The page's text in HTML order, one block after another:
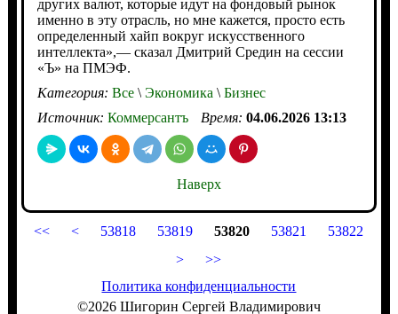
других валют, которые идут на фондовый рынок
именно в эту отрасль, но мне кажется, просто есть
определенный хайп вокруг искусственного
интеллекта»,— сказал Дмитрий Средин на сессии
«Ъ» на ПМЭФ.
Категория: Все\Экономика \Бизнес
Источник: Коммерсантъ Время: 04.06.2026 13:13
Наверх
<< < 53818 53819 53820 53821
53822
>
>>
Политика конфиденциальности
©2026 Шигорин Сергей Владимирович